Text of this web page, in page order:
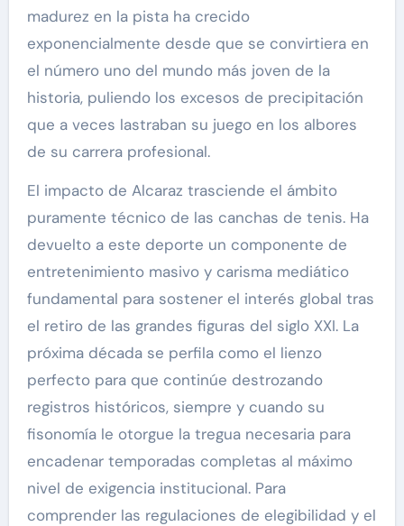
madurez en la pista ha crecido
exponencialmente desde que se convirtiera en
el número uno del mundo más joven de la
historia, puliendo los excesos de precipitación
que a veces lastraban su juego en los albores
de su carrera profesional.
El impacto de Alcaraz trasciende el ámbito
puramente técnico de las canchas de tenis. Ha
devuelto a este deporte un componente de
entretenimiento masivo y carisma mediático
fundamental para sostener el interés global tras
el retiro de las grandes figuras del siglo XXI. La
próxima década se perfila como el lienzo
perfecto para que continúe destrozando
registros históricos, siempre y cuando su
fisonomía le otorgue la tregua necesaria para
encadenar temporadas completas al máximo
nivel de exigencia institucional. Para
comprender las regulaciones de elegibilidad y el